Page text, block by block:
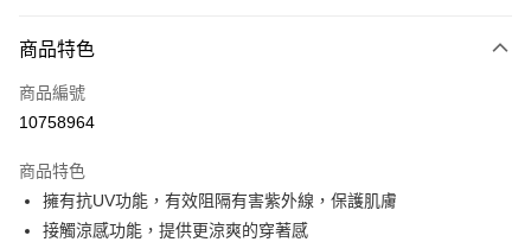
信用卡一次付款
超商取貨付款
Apple Pay
商品特色
商品編號
10758964
商品特色
擁有抗UV功能，有效阻隔有害紫外線，保護肌膚
接觸涼感功能，提供更涼爽的穿著感